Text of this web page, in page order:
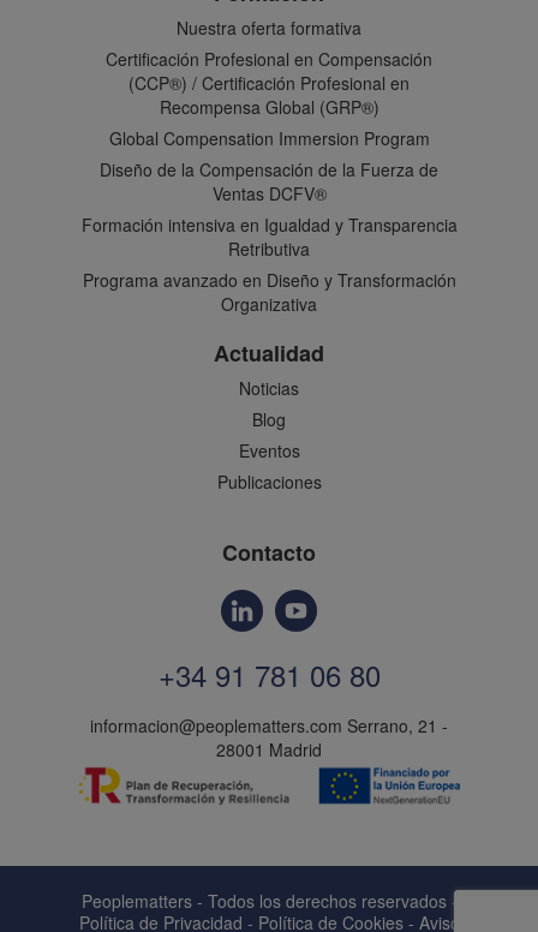
Nuestra oferta formativa
Certificación Profesional en Compensación
(CCP®) / Certificación Profesional en
Recompensa Global (GRP®)
Global Compensation Immersion Program
Diseño de la Compensación de la Fuerza de
Ventas DCFV®
Formación intensiva en Igualdad y Transparencia
Retributiva
Programa avanzado en Diseño y Transformación
Organizativa
Actualidad
Noticias
Blog
Eventos
Publicaciones
Contacto
+34 91 781 06 80
informacion@peoplematters.com Serrano, 21 -
28001 Madrid
Peoplematters - Todos los derechos reservados -
Política de Privacidad - Política de Cookies- Aviso